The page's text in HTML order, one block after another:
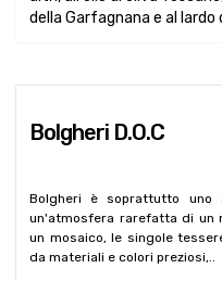
della Garfagnana e al lardo
Bolgheri D.O.C
Bolgheri è soprattutto uno
un'atmosfera rarefatta di un
un mosaico, le singole
da materiali e colori preziosi,..